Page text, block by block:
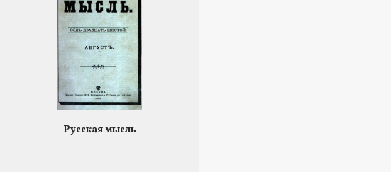
Русская мысль